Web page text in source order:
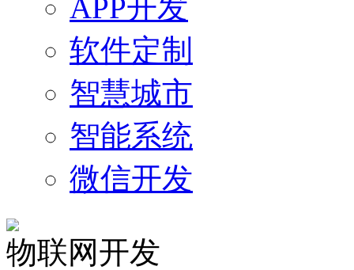
APP开发
软件定制
智慧城市
智能系统
微信开发
物联网开发